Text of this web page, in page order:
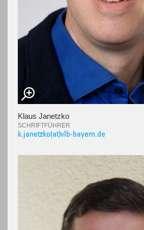
Klaus Janetzko
SCHRIFTFÜHRER
k.janetzko(at)vlb-bayern.de